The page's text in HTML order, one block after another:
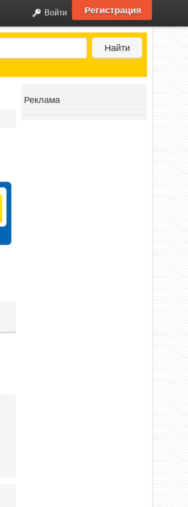
Войти Регистрация
Найти
Реклама